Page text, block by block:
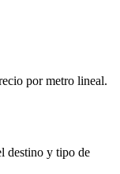
por metro lineal.
destino y tipo de